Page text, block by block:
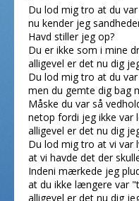
Du lod mig tro at du
nu kender jeg
Havd stiller jeg op?
Du er ikke som i mine
alligevel er det nu dig
Du lod mig tro at du
men du gemte dig bag
Måske du var så
netop fordi jeg ikke var
alligevel er det nu dig
Du lod mig tro at vi var
at vi havde det der
Indeni mærkede jeg
at du ikke længere var
alligevel er det nu dig